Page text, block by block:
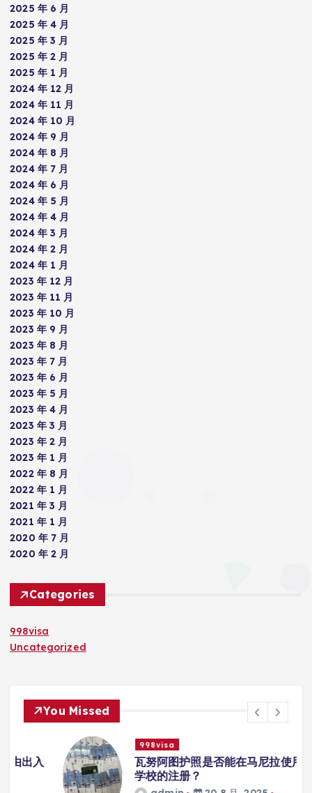
2025 年 6 月
2025 年 4 月
2025 年 3 月
2025 年 2 月
2025 年 1 月
2024 年 12 月
2024 年 11 月
2024 年 10 月
2024 年 9 月
2024 年 8 月
2024 年 7 月
2024 年 6 月
2024 年 5 月
2024 年 4 月
2024 年 3 月
2024 年 2 月
2024 年 1 月
2023 年 12 月
2023 年 11 月
2023 年 10 月
2023 年 9 月
2023 年 8 月
2023 年 7 月
2023 年 6 月
2023 年 5 月
2023 年 4 月
2023 年 3 月
2023 年 2 月
2023 年 1 月
2022 年 8 月
2022 年 1 月
2021 年 3 月
2021 年 1 月
2020 年 7 月
2020 年 2 月
Categories
998visa
Uncategorized
You Missed
998visa
瓦努阿图护照是否能在马尼拉使用国际
学校的注册？